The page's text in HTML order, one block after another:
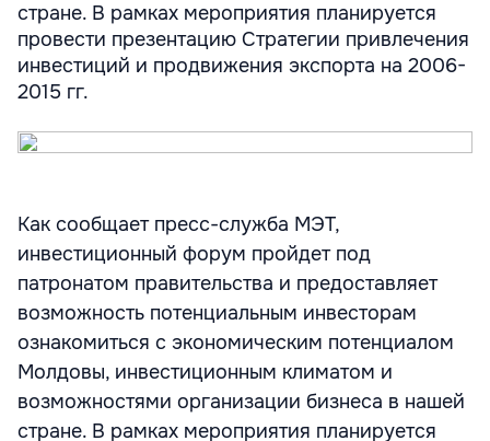
стране. В рамках мероприятия планируется
провести презентацию Стратегии привлечения
инвестиций и продвижения экспорта на 2006-
2015 гг.
Как сообщает пресс-служба МЭТ,
инвестиционный форум пройдет под
патронатом правительства и предоставляет
возможность потенциальным инвесторам
ознакомиться с экономическим потенциалом
Молдовы, инвестиционным климатом и
возможностями организации бизнеса в нашей
стране. В рамках мероприятия планируется